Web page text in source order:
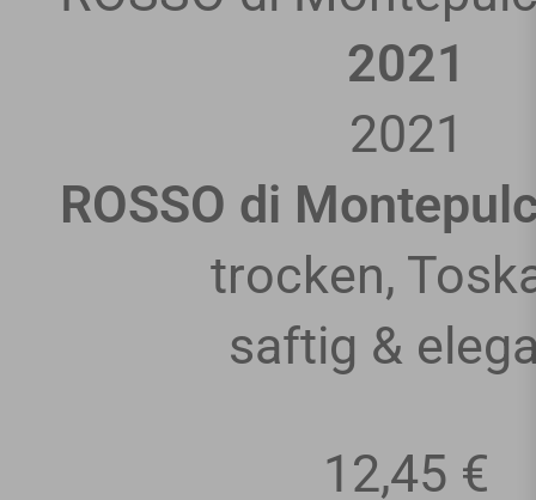
2021
2021
ROSSO di
trocken,
saftig &
12,45 €